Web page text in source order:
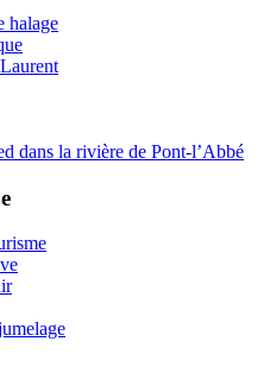
halage
dans la rivière de Pont-l’Abbé